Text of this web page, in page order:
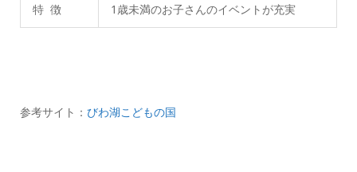
特 徴 1歳未満のお子さんのイベントが充実
参考サイト： びわ湖こどもの国